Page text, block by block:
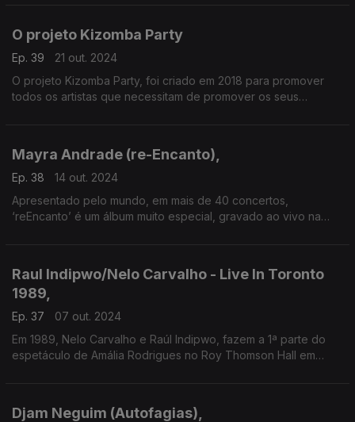
O projeto Kizomba Party
Ep. 39
21 out. 2024
O projeto Kizomba Party, foi criado em 2018 para promover
todos os artistas que necessitam de promover os seus
Mayra Andrade (re-Encanto),
Ep. 38
14 out. 2024
Apresentado pelo mundo, em mais de 40 concertos,
‘reEncanto’ é um álbum muito especial, gravado ao vivo na
Raul Indipwo/Nelo Carvalho - Live In Toronto
1989,
Ep. 37
07 out. 2024
Em 1989, Nelo Carvalho e Raúl Indipwo, fazem a 1ª parte do
espetáculo de Amália Rodrigues no Roy Thomson Hall em
Djam Neguim (Autofagias),